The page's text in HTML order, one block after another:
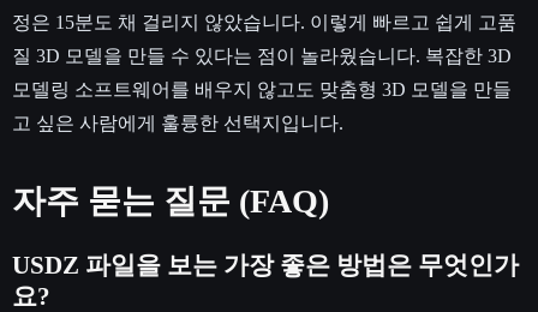
정은 15분도 채 걸리지 않았습니다. 이렇게 빠르고 쉽게 고품
질 3D 모델을 만들 수 있다는 점이 놀라웠습니다. 복잡한 3D
모델링 소프트웨어를 배우지 않고도 맞춤형 3D 모델을 만들
고 싶은 사람에게 훌륭한 선택지입니다.
자주 묻는 질문 (FAQ)
USDZ 파일을 보는 가장 좋은 방법은 무엇인가
요?